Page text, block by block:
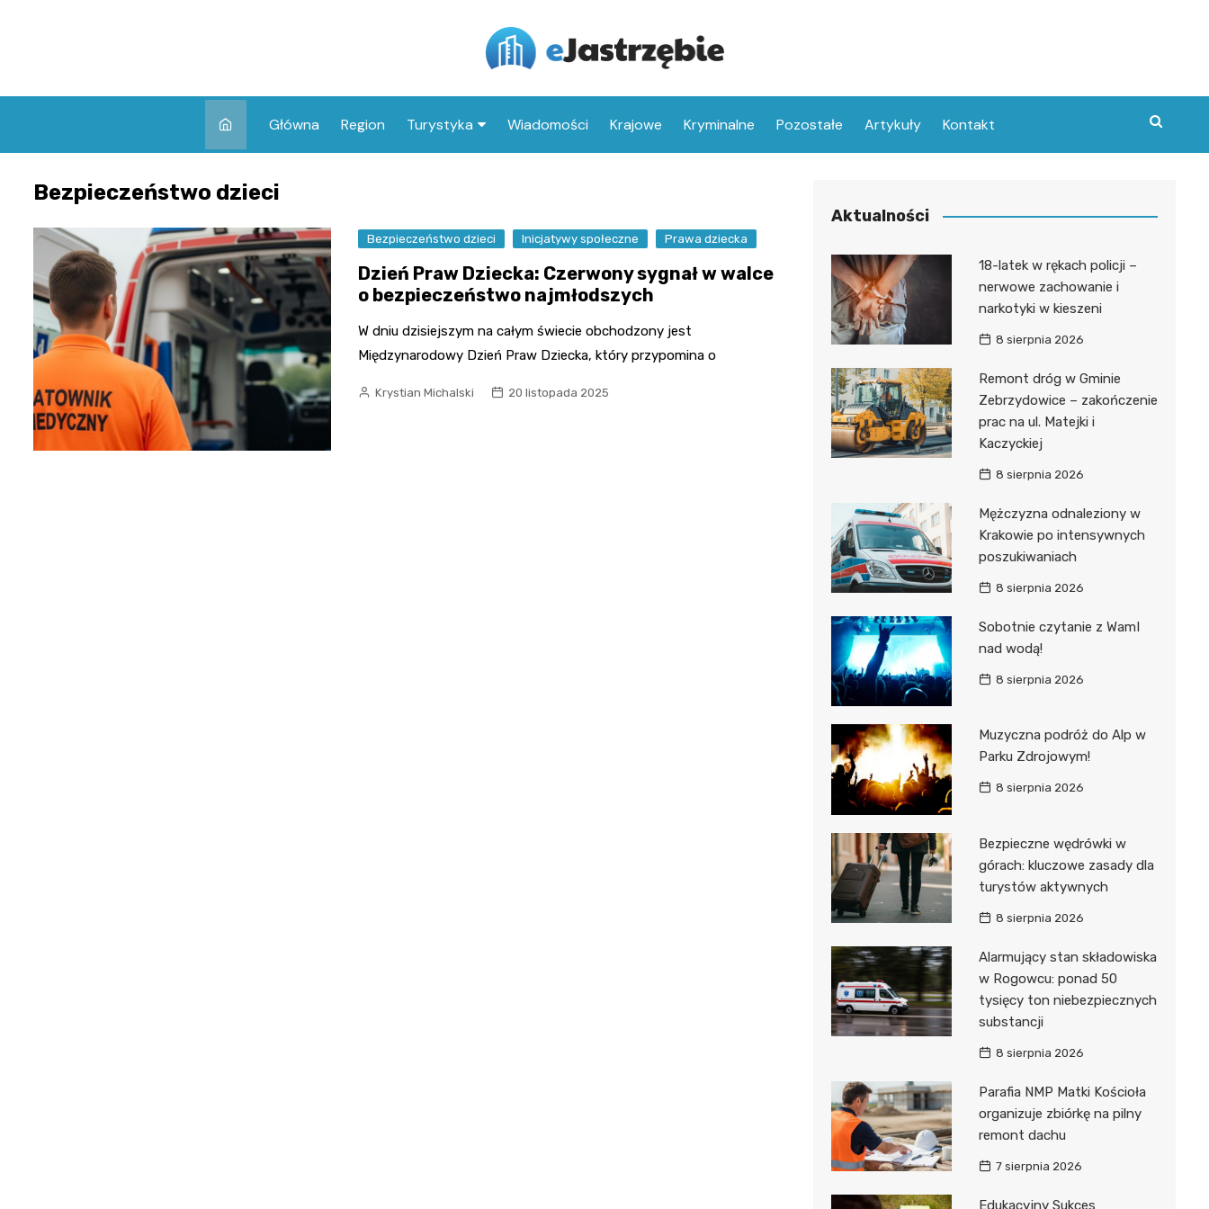
Główna Region Turystyka
Pijalnia Wód
Galeria Historii Miasta
Niedzielnego
Atrakcje dla dzieci w
Jastrzębiu-Zdroju
Plac zabaw w Parku
Zdrojowym
Family Park DAKOL w
Piotrowicach (Czechy)
Park linowy Leśna
Przygoda w Radlinie
Zabytki Jastrzębia-
Kościół Wszystkich
Świętych w Szerokiej
Pałac w Jastrzębiu-
Zdroju-Boryni
Wiadomości Krajowe Kryminalne Pozostałe Artykuły Kontakt
Bezpieczeństwo dzieci
Bezpieczeństwo dzieci Inicjatywy społeczne Prawa dziecka
Dzień Praw Dziecka: Czerwony sygnał w walce
o bezpieczeństwo najmłodszych
W dniu dzisiejszym na całym świecie obchodzony jest
Międzynarodowy Dzień Praw Dziecka, który przypomina o
Krystian Michalski 20 listopada 2025
Aktualności
18-latek w rękach policji –
nerwowe zachowanie i
narkotyki w kieszeni
8 sierpnia 2026
Remont dróg w Gminie
Zebrzydowice – zakończenie
prac na ul. Matejki i
Kaczyckiej
8 sierpnia 2026
Mężczyzna odnaleziony w
Krakowie po intensywnych
poszukiwaniach
8 sierpnia 2026
Sobotnie czytanie z WamI
nad wodą!
8 sierpnia 2026
Muzyczna podróż do Alp w
Parku Zdrojowym!
8 sierpnia 2026
Bezpieczne wędrówki w
górach: kluczowe zasady dla
turystów aktywnych
8 sierpnia 2026
Alarmujący stan składowiska
w Rogowcu: ponad 50
tysięcy ton niebezpiecznych
substancji
8 sierpnia 2026
Parafia NMP Matki Kościoła
organizuje zbiórkę na pilny
remont dachu
7 sierpnia 2026
Edukacyjny Sukces